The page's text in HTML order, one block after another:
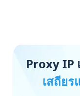
Proxy IP
เสถีย